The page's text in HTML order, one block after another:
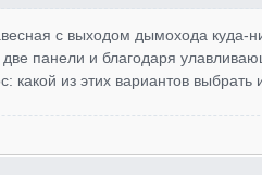
с выходом дымохода куда-
две панели и благодаря
из этих вариантов выбрать